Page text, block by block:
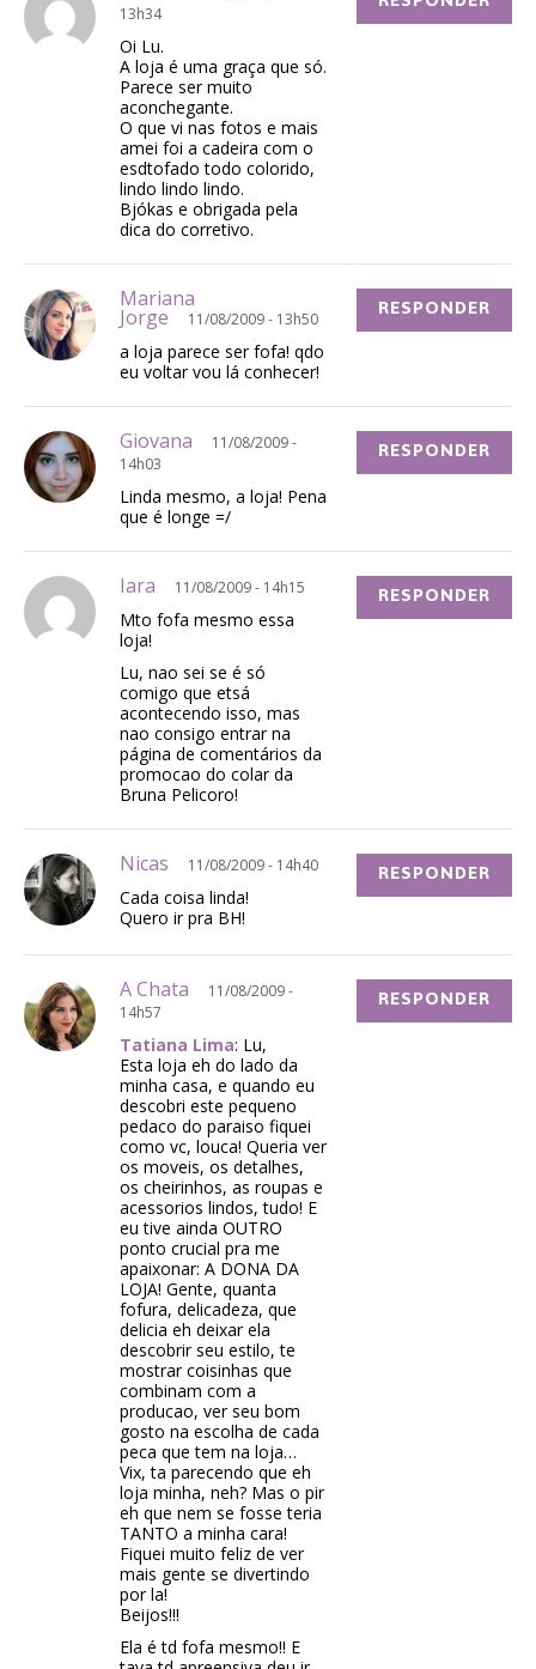
13h34
Oi Lu.
A loja é uma graça que só.
Parece ser muito
aconchegante.
O que vi nas fotos e mais
amei foi a cadeira com o
esdtofado todo colorido,
lindo lindo lindo.
Bjókas e obrigada pela
dica do corretivo.
Mariana
Jorge 11/08/2009 - 13h50
a loja parece ser fofa! qdo
eu voltar vou lá conhecer!
RESPONDER
Giovana
11/08/2009 -
14h03
Linda mesmo, a loja! Pena
que é longe =/
RESPONDER
Iara 11/08/2009 - 14h15
Mto fofa mesmo essa
loja!
Lu, nao sei se é só
comigo que etsá
acontecendo isso, mas
nao consigo entrar na
página de comentários da
promocao do colar da
Bruna Pelicoro!
RESPONDER
Nicas 11/08/2009 - 14h40
Cada coisa linda!
Quero ir pra BH!
RESPONDER
A Chata
11/08/2009 -
14h57
Tatiana Lima: Lu,
Esta loja eh do lado da
minha casa, e quando eu
descobri este pequeno
pedaco do paraiso fiquei
como vc, louca! Queria ver
os moveis, os detalhes,
os cheirinhos, as roupas e
acessorios lindos, tudo! E
eu tive ainda OUTRO
ponto crucial pra me
apaixonar: A DONA DA
LOJA! Gente, quanta
fofura, delicadeza, que
delicia eh deixar ela
descobrir seu estilo, te
mostrar coisinhas que
combinam com a
producao, ver seu bom
gosto na escolha de cada
peca que tem na loja…
Vix, ta parecendo que eh
loja minha, neh? Mas o pir
eh que nem se fosse teria
TANTO a minha cara!
Fiquei muito feliz de ver
mais gente se divertindo
por la!
Beijos!!!
Ela é td fofa mesmo!! E
RESPONDER